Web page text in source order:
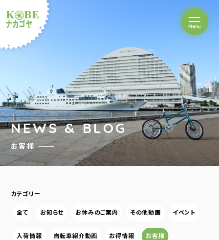
ルショップナカゴヤ
Menuを開閉
NEWS & BLOG
お客様
カテゴリー
全て お知らせ お休みのご案内 その他動画 イベント
入荷情報 自転車紹介動画 お得情報 お客様